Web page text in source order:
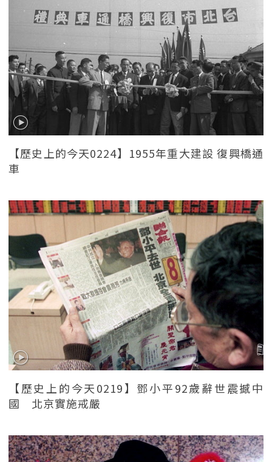
【歷史上的今天0224】1955年重大建設 復興橋通
車
【歷史上的今天0219】鄧小平92歲辭世震撼中
國 北京實施戒嚴